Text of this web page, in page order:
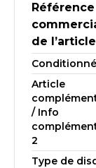
Référence
de l’article
Article
/ Info
2
Type de